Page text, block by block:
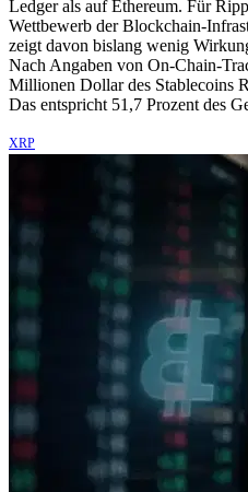
Ledger als auf Ethereum. Für
Wettbewerb der Blockchain-
zeigt davon bislang wenig
Nach Angaben von On-Chain-
Millionen Dollar des Stablecoins
Das entspricht 51,7 Prozent des
XRP